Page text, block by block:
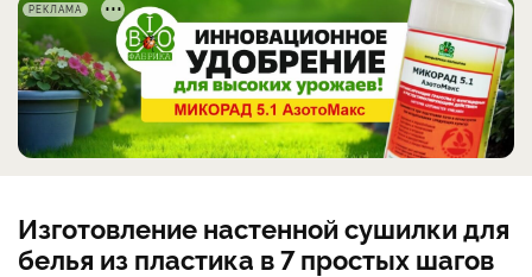
РЕКЛАМА
Изготовление настенной сушилки для
белья из пластика в 7 простых шагов